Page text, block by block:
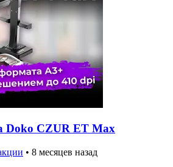
Doko CZUR ET Max
• 8 месяцев назад